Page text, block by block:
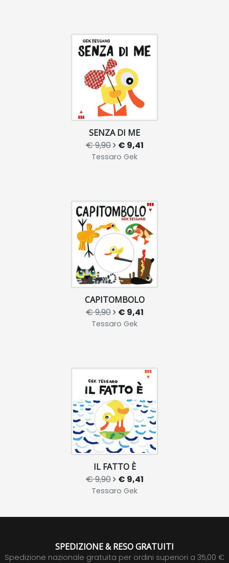
SENZA DI ME
€ 9,90 € 9,41
Tessaro Gek
CAPITOMBOLO
€ 9,90 € 9,41
Tessaro Gek
IL FATTO È
€ 9,90 € 9,41
Tessaro Gek
SPEDIZIONE & RESO GRATUITI
Spedizione nazionale gratuita per ordini superiori a 35,00 €